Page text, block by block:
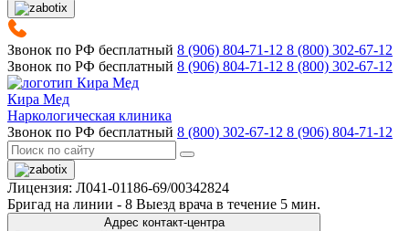
Звонок по РФ бесплатный 8 (906) 804-71-12 8 (800) 302-67-12
Звонок по РФ бесплатный 8 (906) 804-71-12 8 (800) 302-67-12
Кира Мед
Наркологическая клиника
Звонок по РФ бесплатный 8 (800) 302-67-12 8 (906) 804-71-12
Лицензия: Л041-01186-69/00342824
Бригад на линии - 8 Выезд врача в течение 5 мин.
Адрес контакт-центра